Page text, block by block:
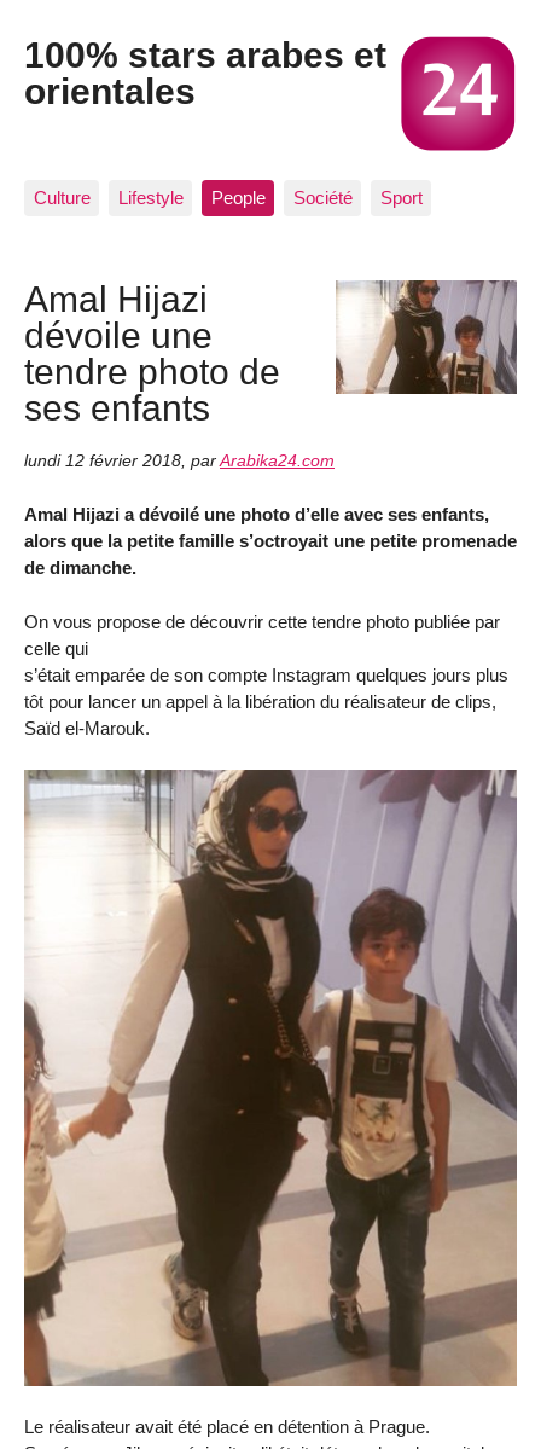
100% stars arabes et
orientales
Culture Lifestyle People Société Sport
Amal Hijazi
dévoile une
tendre photo de
ses enfants
lundi 12 février 2018, parArabika24.com
Amal Hijazi a dévoilé une photo d’elle avec ses enfants,
alors que la petite famille s’octroyait une petite promenade
de dimanche.
On vous propose de découvrir cette tendre photo publiée par
celle qui
s’était emparée de son compte Instagram quelques jours plus
tôt pour lancer un appel à la libération du réalisateur de clips,
Saïd el-Marouk.
Le réalisateur avait été placé en détention à Prague.